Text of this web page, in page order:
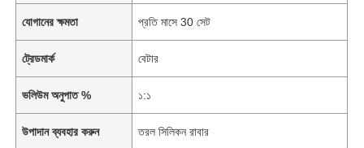
যোগানের ক্ষমতা প্রতি মাসে 30 সেট
ট্রেডমার্ক বেটার
ভলিউম অনুপাত % ১:১
উপাদান ব্যবহার করুন তরল সিলিকন রাবার